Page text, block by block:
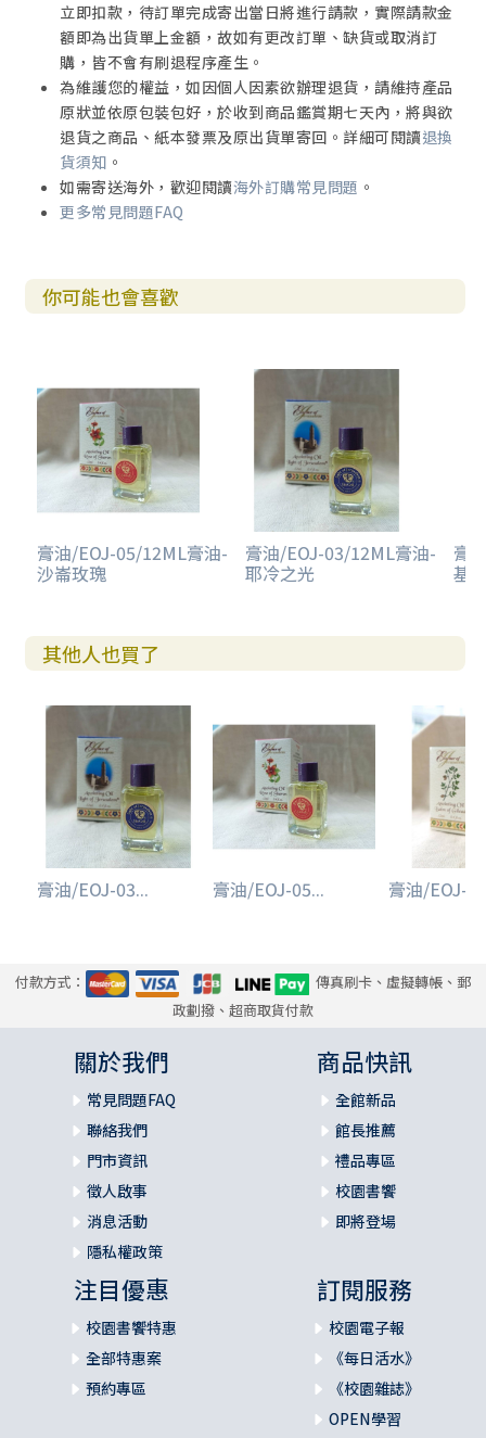
立即扣款，待訂單完成寄出當日將進行請款，實際請款金
額即為出貨單上金額，故如有更改訂單、缺貨或取消訂
購，皆不會有刷退程序產生。
為維護您的權益，如因個人因素欲辦理退貨，請維持產品
原狀並依原包裝包好，於收到商品鑑賞期七天內，將與欲
退貨之商品、紙本發票及原出貨單寄回。詳細可閱讀退換
貨須知 。
如需寄送海外，歡迎閱讀海外訂購常見問題 。
更多常見問題FAQ
你可能也會喜歡
膏油/EOJ-05/12ML膏油-
沙崙玫瑰
膏油/EOJ-03/12ML膏油-
耶冷之光
膏
基
其他人也買了
膏油/EOJ-03... 膏油/EOJ-05... 膏油/EOJ-
付款方式：
傳真刷卡、虛擬轉帳、郵
政劃撥、超商取貨付款
關於我們
常見問題FAQ
聯絡我們
門市資訊
徵人啟事
消息活動
隱私權政策
商品快訊
全館新品
館長推薦
禮品專區
校園書饗
即將登場
注目優惠
校園書饗特惠
全部特惠案
預約專區
訂閱服務
校園電子報
《每日活水》
《校園雜誌》
OPEN學習